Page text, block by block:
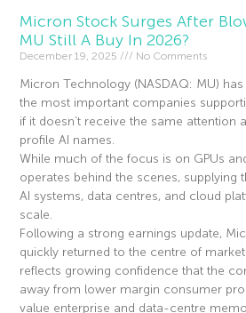
Micron Stock Surges After
MU Still A Buy In 2026?
December 19, 2025 No Comments
Micron Technology (NASDAQ: MU)
the most important companies
if it doesn’t receive the same attention
profile AI names.
While much of the focus is on GPUs
operates behind the scenes, supplying
AI systems, data centres, and cloud
scale.
Following a strong earnings update,
quickly returned to the centre of
reflects growing confidence that the
away from lower margin consumer
value enterprise and data-centre